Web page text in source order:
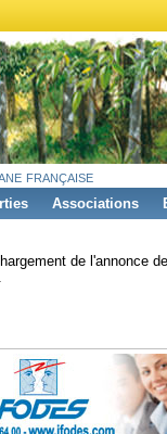
française
Associations
de l'annonce